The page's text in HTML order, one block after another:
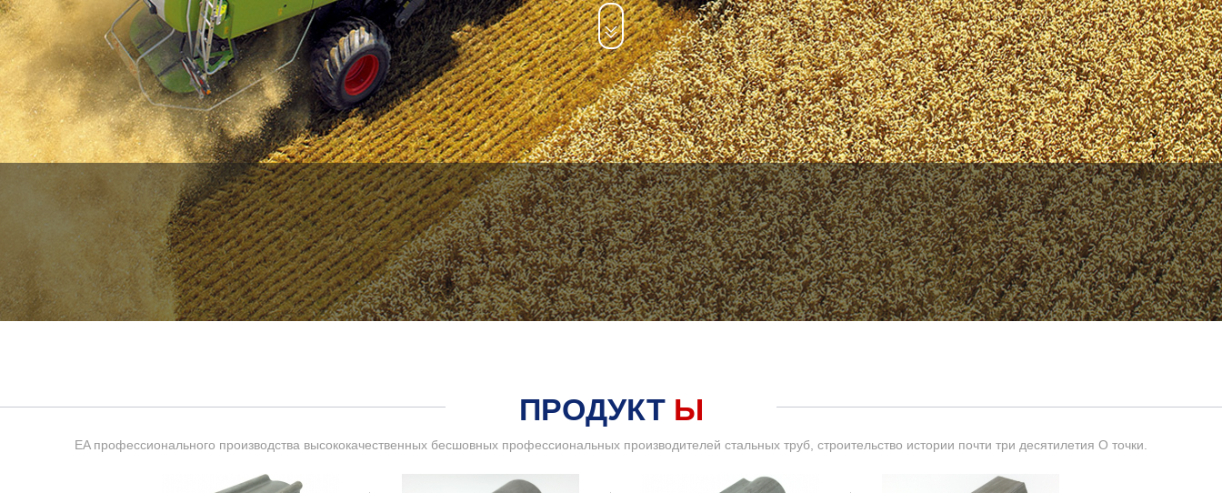
ПРОДУКТ Ы
EA профессионального производства высококачественных бесшовных профессиональных производителей стальных труб, строительство истории почти три десятилетия O точки.